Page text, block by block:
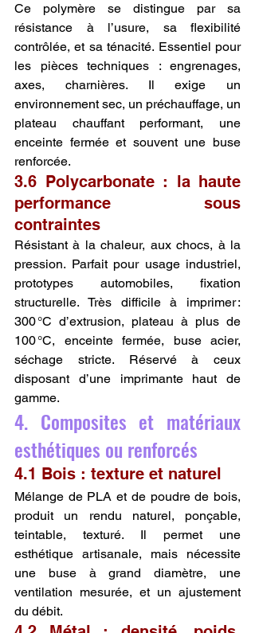
Ce polymère se distingue par sa
résistance à l’usure, sa flexibilité
contrôlée, et sa ténacité. Essentiel pour
les pièces techniques : engrenages,
axes, charnières. Il exige un
environnement sec, un préchauffage, un
plateau chauffant performant, une
enceinte fermée et souvent une buse
renforcée.
3.6 Polycarbonate : la haute
performance sous
contraintes
Résistant à la chaleur, aux chocs, à la
pression. Parfait pour usage industriel,
prototypes automobiles, fixation
structurelle. Très difficile à imprimer :
300 °C d’extrusion, plateau à plus de
100 °C, enceinte fermée, buse acier,
séchage stricte. Réservé à ceux
disposant d’une imprimante haut de
gamme.
4. Composites et matériaux
esthétiques ou renforcés
4.1 Bois : texture et naturel
Mélange de PLA et de poudre de bois,
produit un rendu naturel, ponçable,
teintable, texturé. Il permet une
esthétique artisanale, mais nécessite
une buse à grand diamètre, une
ventilation mesurée, et un ajustement
du débit.